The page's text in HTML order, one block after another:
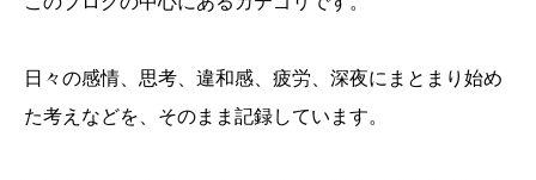
日々の感情、思考、違和感、疲労、深夜にまとまり始め
た考えなどを、そのまま記録しています。